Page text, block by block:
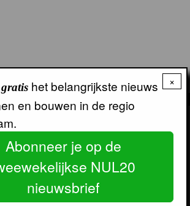
in Buiksloterham
Schinkelhaven
×
gratis het belangrijkste nieuws
en bouwen in de regio
Abonneer je op de
NUL20
nieuwsbrief